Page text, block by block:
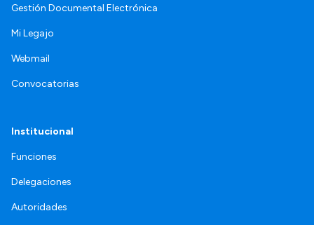
Gestión Documental Electrónica
Mi Legajo
Webmail
Convocatorias
Institucional
Funciones
Delegaciones
Autoridades